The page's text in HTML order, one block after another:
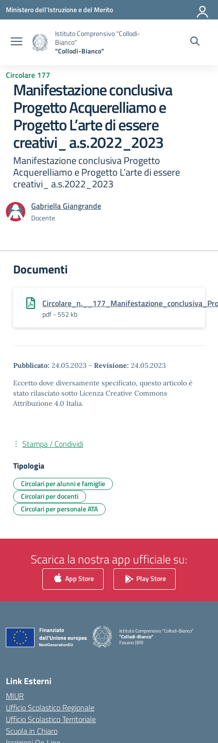
Vai ai contenuti
Vai al menu di navigazione
Vai al footer
Ministero dell'Istruzione e del Merito
Istituto Comprensivo "Collodi-
Bianco"
"Collodi-Bianco"
Circolare 177
Manifestazione conclusiva
Progetto Acquerelliamo e
Progetto L’arte di essere
creativi_ a.s.2022_2023
Manifestazione conclusiva Progetto
Acquerelliamo e Progetto L’arte di essere
creativi_ a.s.2022_2023
Gabriella Giangrande
Docente
Documenti
pdf - 552 kb
Pubblicato: 24.05.2023 - Revisione: 24.05.2023
Eccetto dove diversamente specificato, questo articolo è
stato rilasciato sotto Licenza Creative Commons
Attribuzione 4.0 Italia.
Stampa / Condividi
Tipologia
Circolari per alunni e famiglie
Circolari per docenti
Circolari per personale ATA
Scarica la nostra app ufficiale su:
App Store Play Store
Istituto Comprensivo "Collodi-Bianco"
"Collodi-Bianco"
Fasano (BR)
Link Esterni
MIUR
Ufficio Scolastico Regionale
Ufficio Scolastico Territoriale
Scuola in Chiaro